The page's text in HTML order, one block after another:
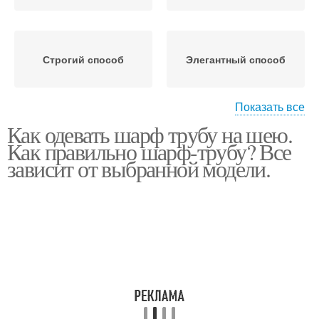
Строгий способ Элегантный способ
Основные способы
Показать все
Как одевать шарф трубу на шею.
Как правильно шарф-трубу? Все
зависит от выбранной модели.